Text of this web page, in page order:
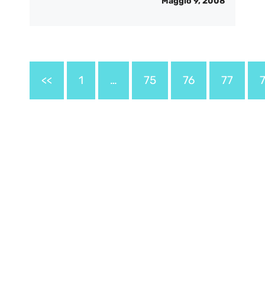
<< 1 … 75 76 77